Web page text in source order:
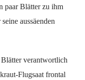
paar Blätter zu ihm
aussäenden
verantwortlich
Flugsaat frontal